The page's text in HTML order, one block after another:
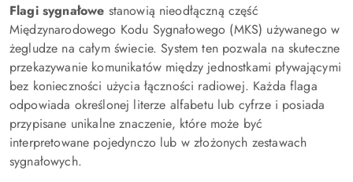
Flagi sygnałowe stanowią nieodłączną część
Międzynarodowego Kodu Sygnałowego (MKS) używanego w
żegludze na całym świecie. System ten pozwala na skuteczne
przekazywanie komunikatów między jednostkami pływającymi
bez konieczności użycia łączności radiowej. Każda flaga
odpowiada określonej literze alfabetu lub cyfrze i posiada
przypisane unikalne znaczenie, które może być
interpretowane pojedynczo lub w złożonych zestawach
sygnałowych.